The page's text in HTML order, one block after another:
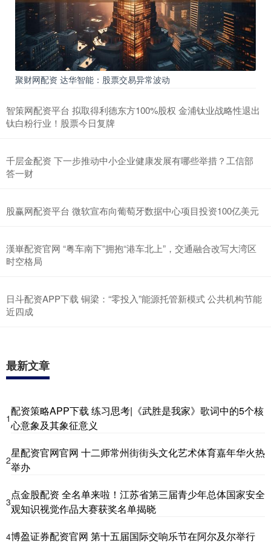
聚财网配资 达华智能：股票交易异常波动
智策网配资平台 拟取得利德东方100%股权 金浦钛业战略性退出
钛白粉行业！股票今日复牌
千层金配资 下一步推动中小企业健康发展有哪些举措？工信部
答一财
股赢网配资平台 微软宣布向葡萄牙数据中心项目投资100亿美元
漢崋配资官网 “粤车南下”拥抱“港车北上”，交通融合改写大湾区
时空格局
日斗配资APP下载 铜梁：“零投入”能源托管新模式 公共机构节能
近四成
最新文章
1
配资策略APP下载 练习思考|《武胜是我家》歌词中的5个核
心意象及其象征意义
2
星配资官网官网 十二师常州街街头文化艺术体育嘉年华火热
举办
3
点金股配资 全名单来啦！江苏省第三届青少年总体国家安全
观知识视觉作品大赛获奖名单揭晓
4博盈证券配资官网 第十五届国际交响乐节在阿尔及尔举行